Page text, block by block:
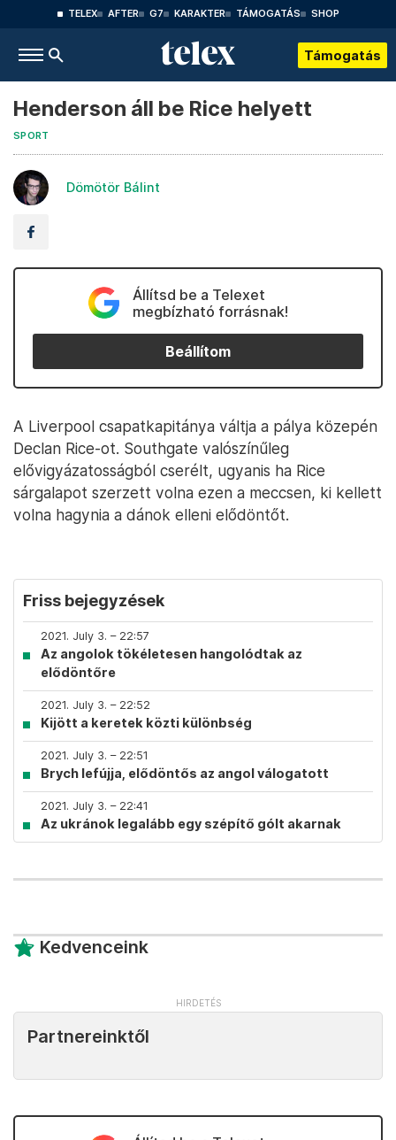
TELEX AFTER G7 KARAKTER TÁMOGATÁS SHOP
Támogatás
Henderson áll be Rice helyett
SPORT
Dömötör Bálint
Állítsd be a Telexet
megbízható forrásnak!
Beállítom
A Liverpool csapatkapitánya váltja a pálya közepén
Declan Rice-ot. Southgate valószínűleg
elővigyázatosságból cserélt, ugyanis ha Rice
sárgalapot szerzett volna ezen a meccsen, ki kellett
volna hagynia a dánok elleni elődöntőt.
Friss bejegyzések
2021. July 3. – 22:57
Az angolok tökéletesen hangolódtak az
elődöntőre
2021. July 3. – 22:52
Kijött a keretek közti különbség
2021. July 3. – 22:51
Brych lefújja, elődöntős az angol válogatott
2021. July 3. – 22:41
Az ukránok legalább egy szépítő gólt akarnak
Kedvenceink
Partnereinktől